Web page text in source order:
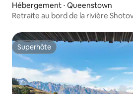
Hébergement ⋅ Queenstown
Retraite au bord de la rivière
Superhôte
Superhôte